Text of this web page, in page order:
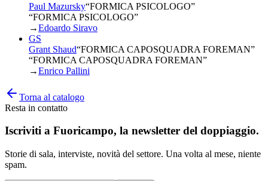
Paul Mazursky“FORMICA PSICOLOGO”
“FORMICA PSICOLOGO”
→Edoardo Siravo
GS
Grant Shaud“FORMICA CAPOSQUADRA FOREMAN”
“FORMICA CAPOSQUADRA FOREMAN”
→Enrico Pallini
Torna al catalogo
Resta in contatto
Iscriviti a Fuoricampo, la newsletter del doppiaggio.
Storie di sala, interviste, novità del settore. Una volta al mese, niente
spam.